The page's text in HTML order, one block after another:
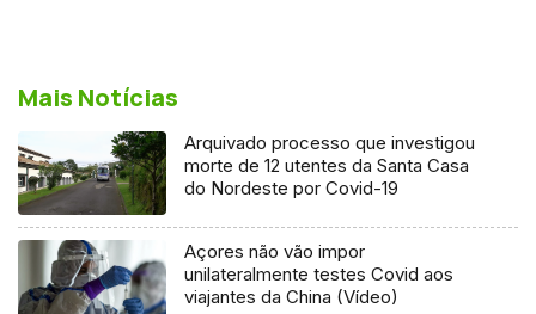
Mais Notícias
Arquivado processo que investigou
morte de 12 utentes da Santa Casa
do Nordeste por Covid-19
Açores não vão impor
unilateralmente testes Covid aos
viajantes da China (Vídeo)